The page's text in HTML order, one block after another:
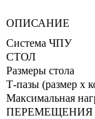
ОПИСАНИЕ
Система ЧПУ
СТОЛ
Размеры стола
Т-пазы (размер х
Максимальная
ПЕРЕМЕЩЕНИЯ